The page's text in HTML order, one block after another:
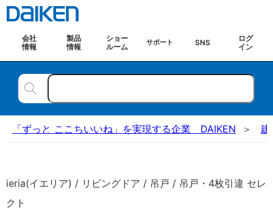
会社
情報
製品
情報
ショー
ルーム
サポート SNS
ログ
イン
「ずっと ここちいいね」を実現する企業 DAIKEN 建
ieria(イエリア) / リビングドア / 吊戸 / 吊戸・4枚引違 セレ
クト